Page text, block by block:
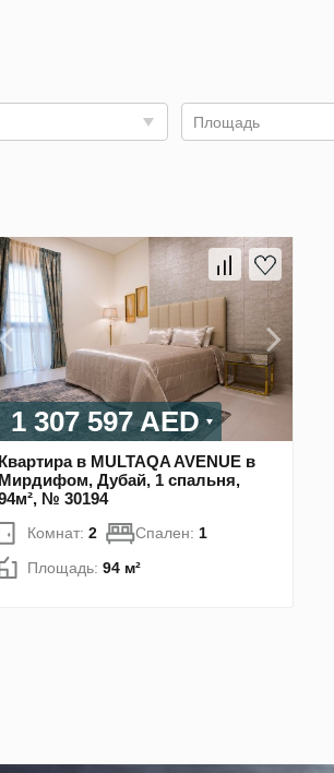
Площадь
1 307 597 AED
Квартира в MULTAQA AVENUE в
Мирдифом, Дубай, 1 спальня,
№ 30194
Комнат: 2 Спален: 1
Площадь: 94 м²